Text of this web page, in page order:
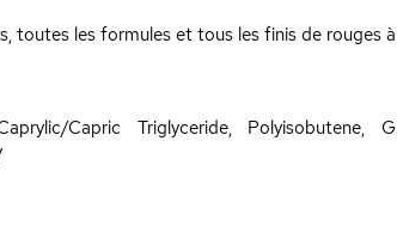
toutes les formules et tous les finis de rouges
Capric Triglyceride, Polyisobutene,